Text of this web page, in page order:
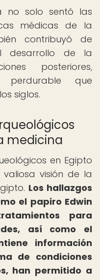
no solo sentó las
médicas de la
contribuyó de
desarrollo de la
posteriores,
que
siglos.
medicina
en Egipto
visión de la
Los hallazgos
el papiro Edwin
para
así como el
información
de condiciones
han permitido a